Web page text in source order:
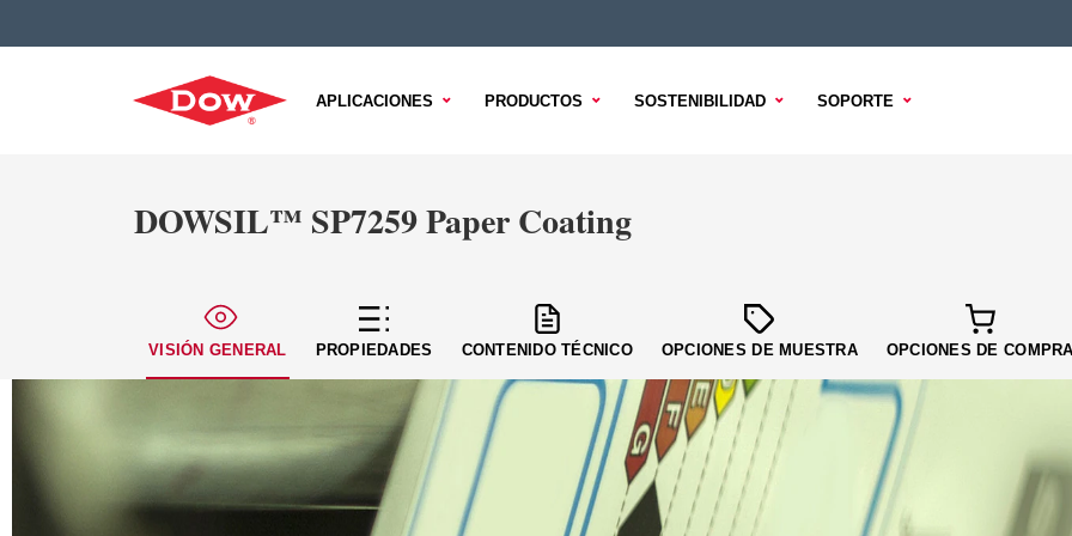
APLICACIONES PRODUCTOS SOSTENIBILIDAD SOPORTE
DOWSIL™ SP7259 Paper Coating
VISIÓN GENERAL PROPIEDADES CONTENIDO TÉCNICO OPCIONES DE MUESTRA OPCIONES DE